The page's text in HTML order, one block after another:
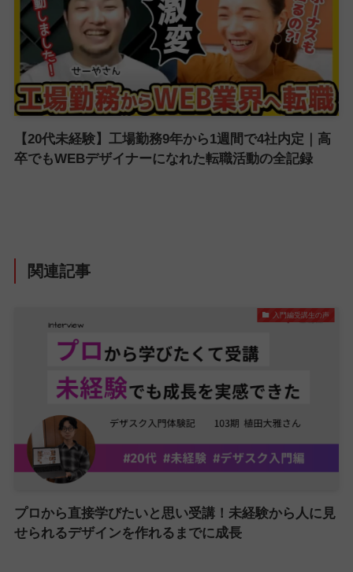
【20代未経験】工場勤務9年から1週間で4社内定｜高
卒でもWEBデザイナーになれた転職活動の全記録
関連記事
入門編受講生の声
プロから直接学びたいと思い受講！未経験から人に見
せられるデザインを作れるまでに成長